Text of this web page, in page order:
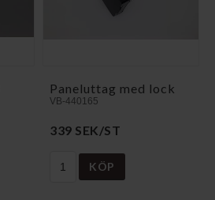
Paneluttag med lock
VB-440165
339 SEK/ST
KÖP